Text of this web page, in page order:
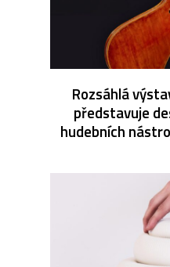
Rozsáhlá
představuje
hudebních